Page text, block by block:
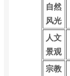
自然
风光
人文
景观
宗教